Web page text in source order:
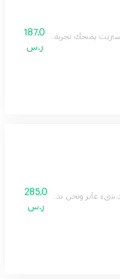
يمنحك تجربة عطرية متكاملة
187.0
ر.س
شيء عابر ونحن ندرك جيداً معناها
285.0
ر.س